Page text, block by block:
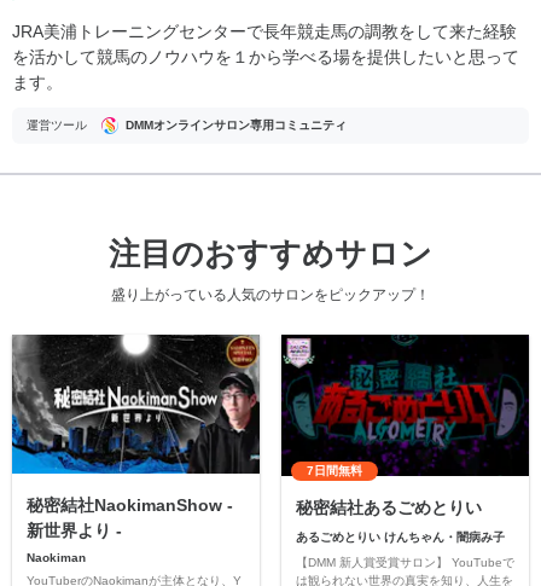
JRA美浦トレーニングセンターで長年競走馬の調教をして来た経験
を活かして競馬のノウハウを１から学べる場を提供したいと思って
ます。
運営ツール DMMオンラインサロン専用コミュニティ
注目のおすすめサロン
盛り上がっている人気のサロンをピックアップ！
秘密結社NaokimanShow -
新世界より -
Naokiman
YouTuberのNaokimanが主体となり、Y
7日間無料
秘密結社あるごめとりい
あるごめとりい けんちゃん・闇病み子
【DMM 新人賞受賞サロン】 YouTubeで
は観られない世界の真実を知り、人生を